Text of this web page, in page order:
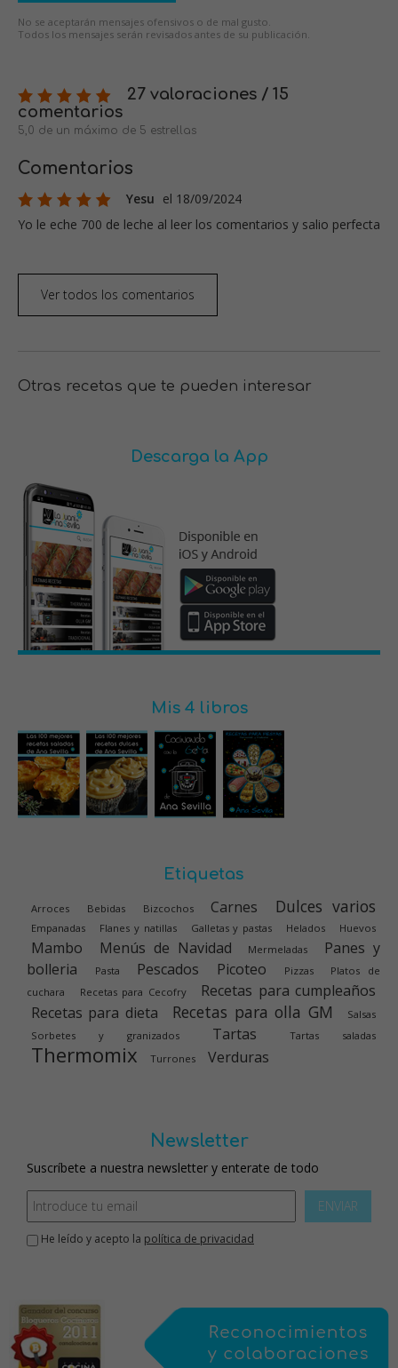
No se aceptarán mensajes ofensivos o de mal gusto.
Todos los mensajes serán revisados antes de su publicación.
27 valoraciones / 15
comentarios
5,0 de un máximo de 5 estrellas
Comentarios
Yesu el 18/09/2024
Yo le eche 700 de leche al leer los comentarios y salio perfecta
Ver todos los comentarios
Otras recetas que te pueden interesar
Descarga la App
Mis 4 libros
Etiquetas
Arroces Bebidas Bizcochos Carnes Dulces varios
Empanadas Flanes y natillas Galletas y pastas Helados Huevos
Mambo Menús de Navidad Mermeladas
Panes y
bolleria
Pasta Pescados Picoteo Pizzas
Platos de
cuchara
Recetas para Cecofry
Recetas para cumpleaños
Recetas para dieta
Recetas para olla GM
Salsas
Sorbetes y granizados
Tartas Tartas saladas
Thermomix Turrones Verduras
Newsletter
Suscríbete a nuestra newsletter y enterate de todo
ENVIAR
He leído y acepto la política de privacidad